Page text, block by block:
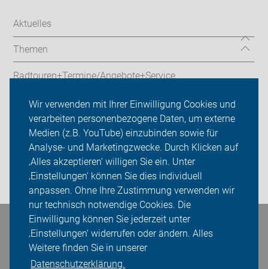
Wir verwenden mit Ihrer Einwilligung Cookies und
verarbeiten personenbezogene Daten, um externe
Medien (z.B. YouTube) einzubinden sowie für
Analyse- und Marketingzwecke. Durch Klicken auf
‚Alles akzeptieren‘ willigen Sie ein. Unter
‚Einstellungen‘ können Sie dies individuell
anpassen. Ohne Ihre Zustimmung verwenden wir
nur technisch notwendige Cookies. Die
Einwilligung können Sie jederzeit unter
‚Einstellungen‘ widerrufen oder ändern. Alles
Weitere finden Sie in unserer
Datenschutzerklärung.
Aktuelles
Themen
Radtouren+Termine/Angebote+Service
ADFC Mettmann
Sei dabei
Presse
Login
Bleiben Sie in Kontakt